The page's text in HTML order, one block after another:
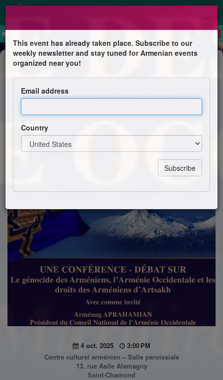
Conference
Le génocide des Arméniens,
l’Arménie occidentale et les droits
L’ANACAS et Mardiros Tchakoian, député de l’Arménie
occidentale
4 oct. 2025
3:00 PM
Centre culturel arménien – Salle paroissiale
13, rue Asile Alamagny
Saint-Chamond
×
This event has already taken place. Subscribe to our
weekly newsletter and stay tuned for Armenian events
organized near you!
Email address
Country